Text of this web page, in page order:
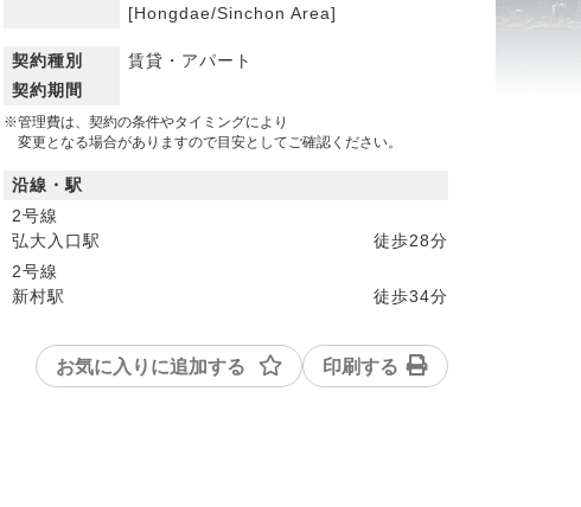
[Hongdae/Sinchon Area]
契約種別
賃貸・アパート
契約期間
※管理費は、契約の条件やタイミングにより
変更となる場合がありますので目安としてご確認ください。
沿線・駅
2号線
弘大入口駅
徒歩28分
2号線
新村駅
徒歩34分
お気に入りに追加する 印刷する